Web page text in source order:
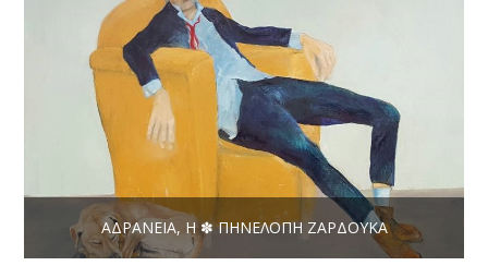
ΑΔΡΆΝΕΙΑ, Η ✽ ΠΗΝΕΛΌΠΗ ΖΑΡΔΟΎΚΑ